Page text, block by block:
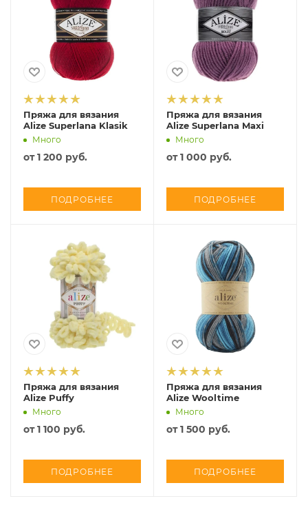
Пряжа для вязания
Alize Superlana Klasik
Много
от1 200 руб.
ПОДРОБНЕЕ
Пряжа для вязания
Alize Superlana Maxi
Много
от1 000 руб.
ПОДРОБНЕЕ
Пряжа для вязания
Alize Puffy
Много
от1 100 руб.
ПОДРОБНЕЕ
Пряжа для вязания
Alize Wooltime
Много
от1 500 руб.
ПОДРОБНЕЕ